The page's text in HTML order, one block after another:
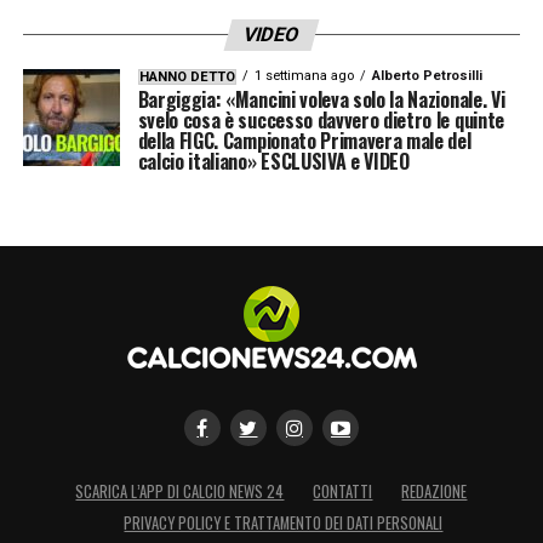
potenze del calcio internazionale.
LA PLAYLIST DELLE NOSTRE TOP NEWS
VIDEO
HANNO DETTO 1 settimana ago Alberto Petrosilli
Bargiggia: «Mancini voleva solo la Nazionale. Vi
svelo cosa è successo davvero dietro le quinte
della FIGC. Campionato Primavera male del
calcio italiano» ESCLUSIVA e VIDEO
SCARICA L’APP DI CALCIO NEWS 24 CONTATTI
REDAZIONE
PRIVACY POLICY E TRATTAMENTO DEI DATI PERSONALI